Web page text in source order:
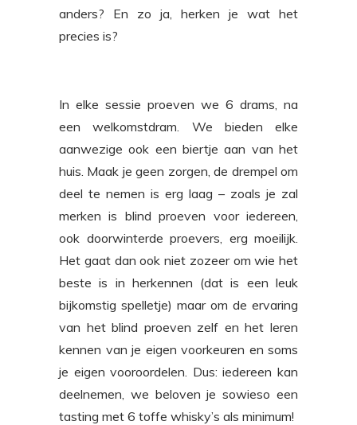
anders? En zo ja, herken je wat het
precies is?
In elke sessie proeven we 6 drams, na
een welkomstdram. We bieden elke
aanwezige ook een biertje aan van het
huis. Maak je geen zorgen, de drempel om
deel te nemen is erg laag – zoals je zal
merken is blind proeven voor iedereen,
ook doorwinterde proevers, erg moeilijk.
Het gaat dan ook niet zozeer om wie het
beste is in herkennen (dat is een leuk
bijkomstig spelletje) maar om de ervaring
van het blind proeven zelf en het leren
kennen van je eigen voorkeuren en soms
je eigen vooroordelen. Dus: iedereen kan
deelnemen, we beloven je sowieso een
tasting met 6 toffe whisky’s als minimum!